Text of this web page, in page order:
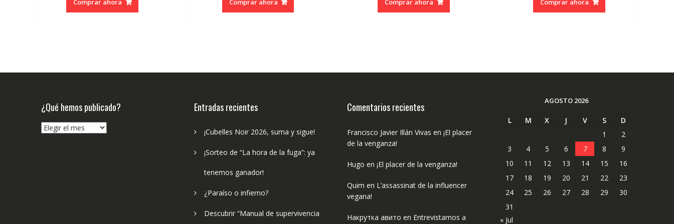
era:
es:
Comprar ahora
era:
es:
Comprar ahora
era:
es:
Comprar ahora
era:
es:
Comprar ahora
¿Qué hemos publicado?
¿Qué
Entradas recientes
¡Cubelles Noir 2026, suma y sigue!
¡Sorteo de “La hora de la fuga”: ya
tenemos ganador!
¿Paraíso o infierno?
Descubrir “Manual de supervivencia
Comentarios recientes
Francisco Javier Illán Vivas en ¡El placer
de la venganza!
Hugo en ¡El placer de la venganza!
Quim en L’assassinat de la influencer
vegana!
Накрутка авито en Entrevistamos a
AGOSTO 2026
L M X J V S
D
1
2
3
4 5 6 7 8
9
10
11 12 13 14 15
16
17
18 19 20 21 22
23
24
25 26 27 28 29
30
31
« Jul